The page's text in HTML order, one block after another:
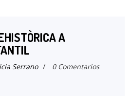
A
Serrano / 0 Comentarios